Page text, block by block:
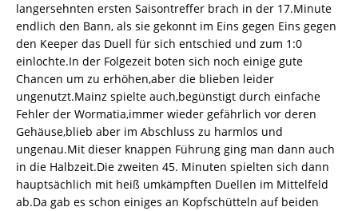
langersehnten ersten Saisontreffer brach in der 17.Minute
endlich den Bann, als sie gekonnt im Eins gegen Eins gegen
den Keeper das Duell für sich entschied und zum 1:0
einlochte.In der Folgezeit boten sich noch einige gute
Chancen um zu erhöhen,aber die blieben leider
ungenutzt.Mainz spielte auch,begünstigt durch einfache
Fehler der Wormatia,immer wieder gefährlich vor deren
Gehäuse,blieb aber im Abschluss zu harmlos und
ungenau.Mit dieser knappen Führung ging man dann auch
in die Halbzeit.Die zweiten 45. Minuten spielten sich dann
hauptsächlich mit heiß umkämpften Duellen im Mittelfeld
ab.Da gab es schon einiges an Kopfschütteln auf beiden